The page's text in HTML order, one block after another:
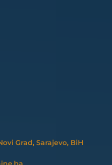
Grad, Sarajevo, BiH